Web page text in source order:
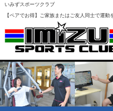
いみずスポーツクラブ
【ペアでお得】ご家族またはご友人同士で運動